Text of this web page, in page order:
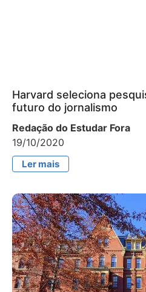
Harvard seleciona
futuro do jornalismo
Redação do Estudar Fora
19/10/2020
Ler mais